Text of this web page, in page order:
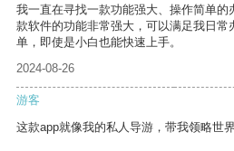
我一直在寻找一款功能强大、操作简单
款软件的功能非常强大，可以满足我日
单，即使是小白也能快速上手。
2024-08-26
游客
这款app就像我的私人导游，带我领略世